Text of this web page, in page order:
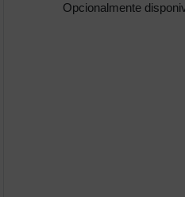
Opcionalmente